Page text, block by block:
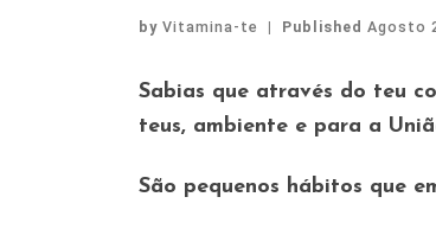
by Vitamina-te | Published Agosto
Sabias que através do teu
teus, ambiente e para a
São pequenos hábitos que